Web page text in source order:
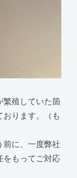
繁殖していた箇
おります。（も
前に、一度弊社
をもってご対応